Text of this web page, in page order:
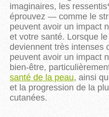
imaginaires, les
éprouvez — comme le
peuvent avoir un impact
et votre santé. Lorsque le
deviennent très intenses
peuvent avoir un impact
bien-être,
santé de la peau, ainsi
et la progression de la
cutanées.